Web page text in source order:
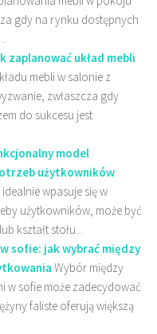
gdy na rynku dostępnych
zaplanować układ mebli
mebli w salonie z
zwłaszcza gdy
do sukcesu jest
model
użytkowników
wpasuje się w
użytkowników, może być
kształt stołu...
sofie: jak wybrać między
Wybór między
w sofie może zadecydować
faliste oferują większą